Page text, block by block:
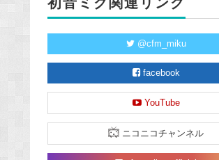
@cfm_miku
facebook
YouTube
ニコニコチャンネル